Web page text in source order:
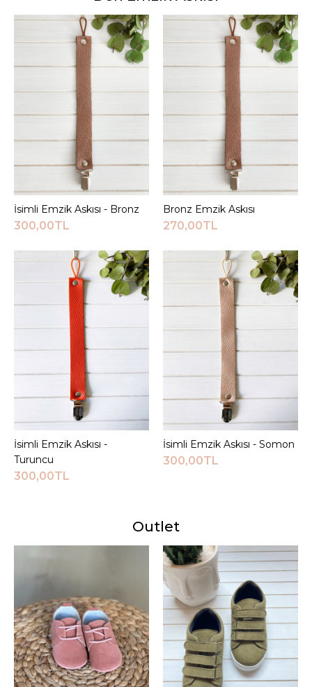
Sepete Ekle
İsimli Emzik Askısı - Bronz
300,00TL
Sepete Ekle
Bronz Emzik Askısı
270,00TL
Sepete Ekle
İsimli Emzik Askısı -
Turuncu
300,00TL
Sepete Ekle
İsimli Emzik Askısı - Somon
300,00TL
Outlet